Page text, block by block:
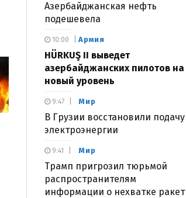
Азербайджанская нефть
подешевела
Армия
HÜRKUŞ II выведет
азербайджанских пилотов на
новый уровень
10:00
Мир
В Грузии восстановили подачу
электроэнергии
9:47
Мир
Трамп пригрозил тюрьмой
распространителям
информации о нехватке ракет
9:41